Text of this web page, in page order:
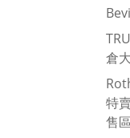
倉
特
售區